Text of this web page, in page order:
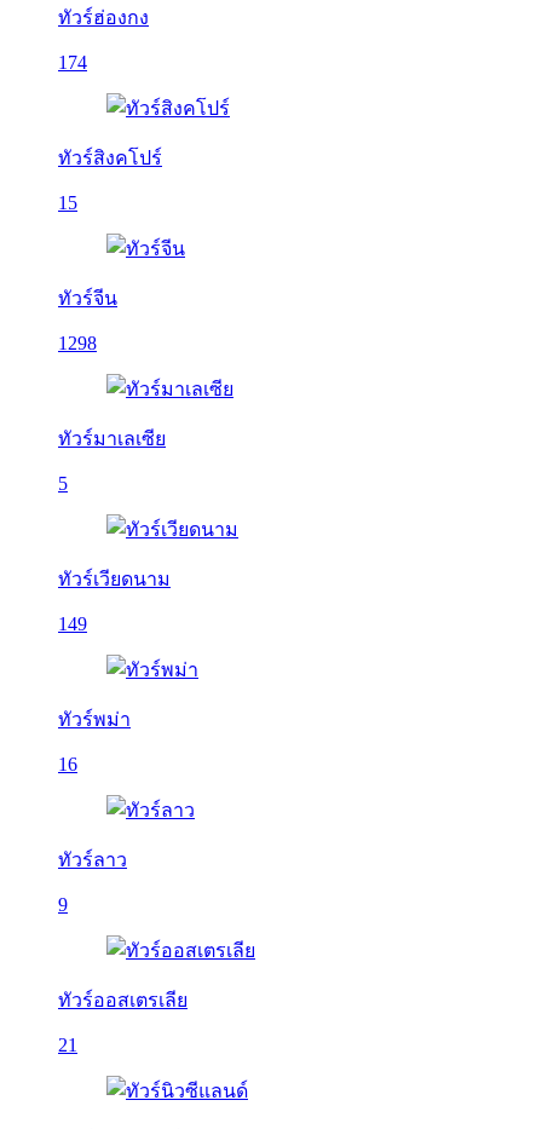
ทัวร์ฮ่องกง
174
ทัวร์สิงคโปร์
15
ทัวร์จีน
1298
ทัวร์มาเลเซีย
5
ทัวร์เวียดนาม
149
ทัวร์พม่า
16
ทัวร์ลาว
9
ทัวร์ออสเตรเลีย
21